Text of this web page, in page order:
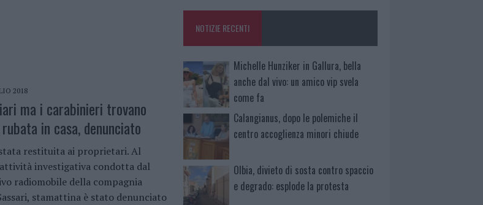
DELLA STRADA CHE SEGNÒ LA GALLURA
2018
ma i carabinieri trovano
in casa, denunciato
restituita ai proprietari. Al
investigativa condotta dal
radiomobile della compagnia
stamattina è stato denunciato
NOTIZIE RECENTI
Michelle Hunziker in Gallura, bella
anche dal vivo: un amico vip svela
come fa
Calangianus, dopo le polemiche il
centro accoglienza minori chiude
Olbia, divieto di sosta contro spaccio
e degrado: esplode la protesta